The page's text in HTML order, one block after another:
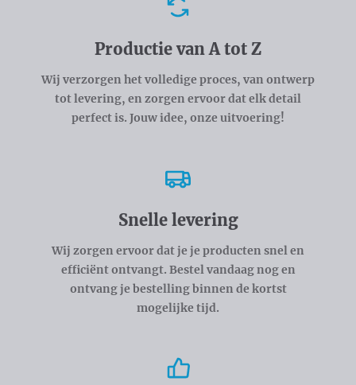
Productie van A tot Z
Wij verzorgen het volledige proces, van ontwerp
tot levering, en zorgen ervoor dat elk detail
perfect is. Jouw idee, onze uitvoering!
Snelle levering
Wij zorgen ervoor dat je je producten snel en
efficiënt ontvangt. Bestel vandaag nog en
ontvang je bestelling binnen de kortst
mogelijke tijd.